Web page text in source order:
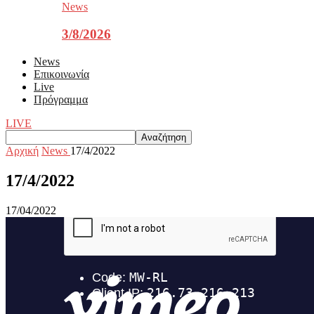
News
3/8/2026
News
Επικοινωνία
Live
Πρόγραμμα
LIVE
Αρχική News 17/4/2022
17/4/2022
17/04/2022